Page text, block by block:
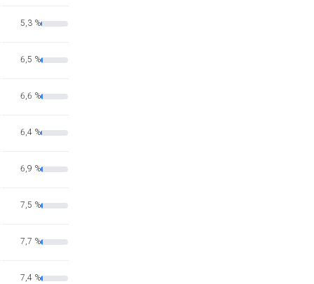
5,3 %
6,5 %
6,6 %
6,4 %
6,9 %
7,5 %
7,7 %
7,4 %